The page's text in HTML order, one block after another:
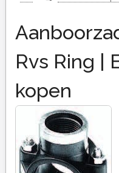
Rvs Ring |
kopen